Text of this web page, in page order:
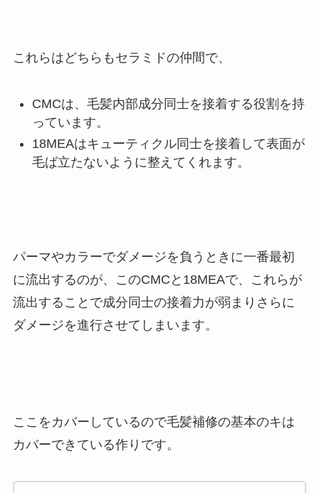
これらはどちらもセラミドの仲間で、
CMCは、毛髪内部成分同士を接着する役割を持
っています。
18MEAはキューティクル同士を接着して表面が
毛ば立たないように整えてくれます。
パーマやカラーでダメージを負うときに一番最初
に流出するのが、このCMCと18MEAで、これらが
流出することで成分同士の接着力が弱まりさらに
ダメージを進行させてしまいます。
ここをカバーしているので毛髪補修の基本のキは
カバーできている作りです。